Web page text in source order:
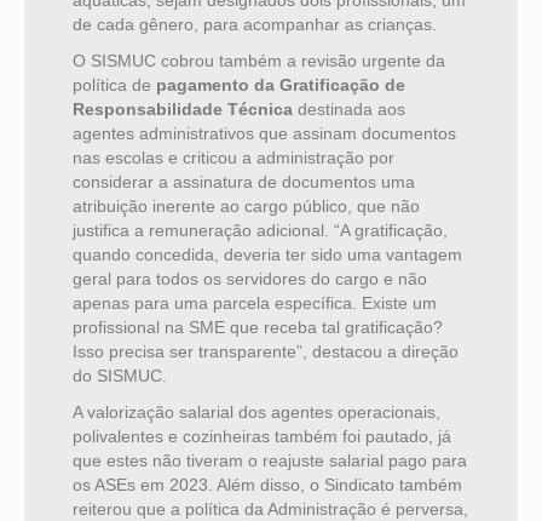
de cada gênero, para acompanhar as crianças.
O SISMUC cobrou também a revisão urgente da
política de pagamento da Gratificação de
Responsabilidade Técnica destinada aos
agentes administrativos que assinam documentos
nas escolas e criticou a administração por
considerar a assinatura de documentos uma
atribuição inerente ao cargo público, que não
justifica a remuneração adicional. “A gratificação,
quando concedida, deveria ter sido uma vantagem
geral para todos os servidores do cargo e não
apenas para uma parcela específica. Existe um
profissional na SME que receba tal gratificação?
Isso precisa ser transparente”, destacou a direção
do SISMUC.
A valorização salarial dos agentes operacionais,
polivalentes e cozinheiras também foi pautado, já
que estes não tiveram o reajuste salarial pago para
os ASEs em 2023. Além disso, o Sindicato também
reiterou que a política da Administração é perversa,